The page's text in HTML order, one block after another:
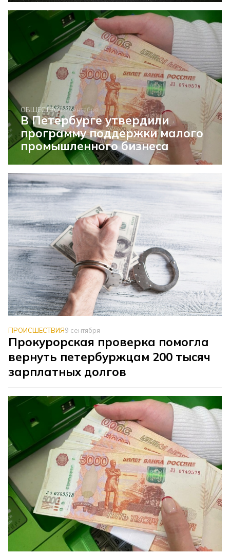
ОБЩЕСТВО18 сентября
В Петербурге утвердили
программу поддержки малого
промышленного бизнеса
ПРОИСШЕСТВИЯ9 сентября
Прокурорская проверка помогла
вернуть петербуржцам 200 тысяч
зарплатных долгов